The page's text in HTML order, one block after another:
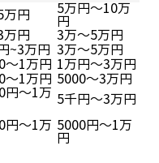
万円
5万円～10万
円
万円
3万～5万円
~3万円 3万～5万円
～1万円 1万円～3万円
～1万円 5000～3万円
円～1万 5千円～3万円
円～1万 5000円～1万
円